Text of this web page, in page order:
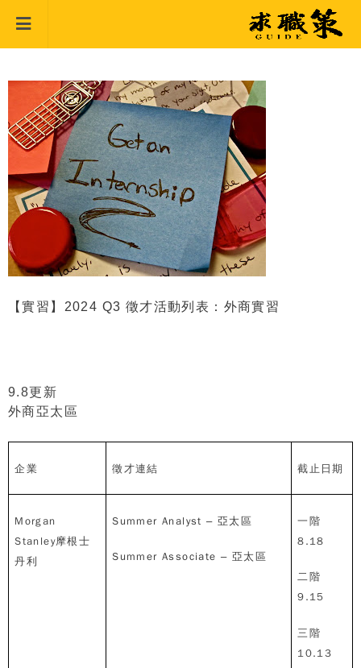
【實習】2024 Q3 徵才活動列表：外商實習
9.8更新
外商亞太區
企業 徵才連結 截止日期
Morgan
Stanley摩根士
丹利
Summer Analyst – 亞太區
Summer Associate – 亞太區
一階
8.18
二階
9.15
三階
10.13